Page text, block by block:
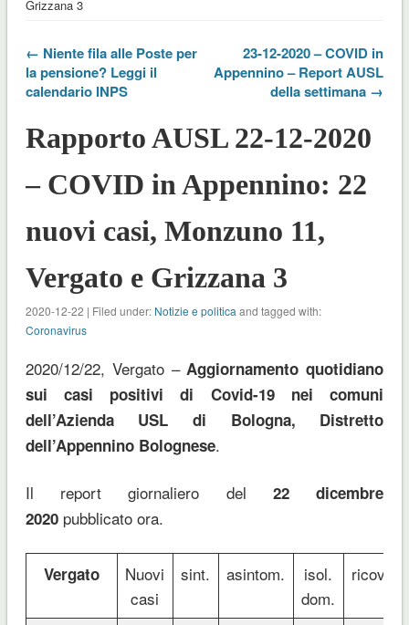
Grizzana 3
← Niente fila alle Poste per
la pensione? Leggi il
calendario INPS
23-12-2020 – COVID in
Appennino – Report AUSL
della settimana →
Rapporto AUSL 22-12-2020
– COVID in Appennino: 22
nuovi casi, Monzuno 11,
Vergato e Grizzana 3
2020-12-22 | Filed under: Notizie e politica and tagged with:
Coronavirus
2020/12/22, Vergato – Aggiornamento quotidiano
sui casi positivi di Covid-19 nei comuni
dell’Azienda USL di Bologna, Distretto
dell’Appennino Bolognese.
Il report giornaliero del 22 dicembre
2020pubblicato ora.
Vergato
Nuovi
casi
sint. asintom.
isol.
dom.
ricoveri